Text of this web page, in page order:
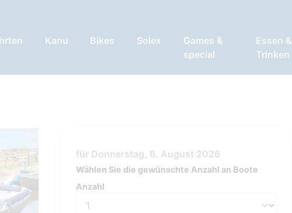
Kanu Bikes Solex
Games &
special
Essen &
Trinken
für Donnerstag, 6. August 2026
Wählen Sie die gewünschte Anzahl an Boote
Anzahl